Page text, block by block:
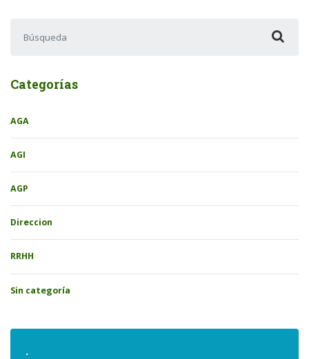
Categorías
AGA
AGI
AGP
Direccion
RRHH
Sin categoría
.